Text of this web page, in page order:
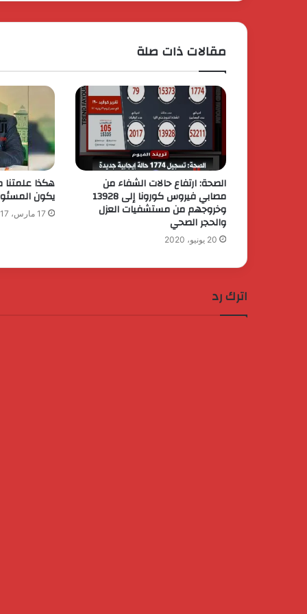
مقالات ذات صلة
الصحة: ارتفاع حالات الشفاء من
مصابي فيروس كورونا إلى 13928
وخروجهم من مستشفيات العزل
والحجر الصحي
20 يونيو، 2020
هكذا
يكون
17 مارس، 2017
اترك رد